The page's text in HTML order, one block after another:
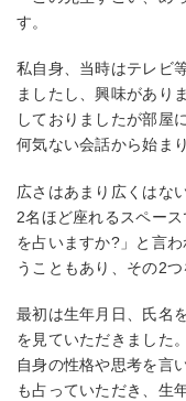
す。
私自身、当時はテレビ
ましたし、興味があり
しておりましたが部屋
何気ない会話から始ま
広さはあまり広くはな
2名ほど座れるスペー
を占いますか?」と言
うこともあり、その2
最初は生年月日、氏名
を見ていただきました
自身の性格や思考を言
も占っていただき、生